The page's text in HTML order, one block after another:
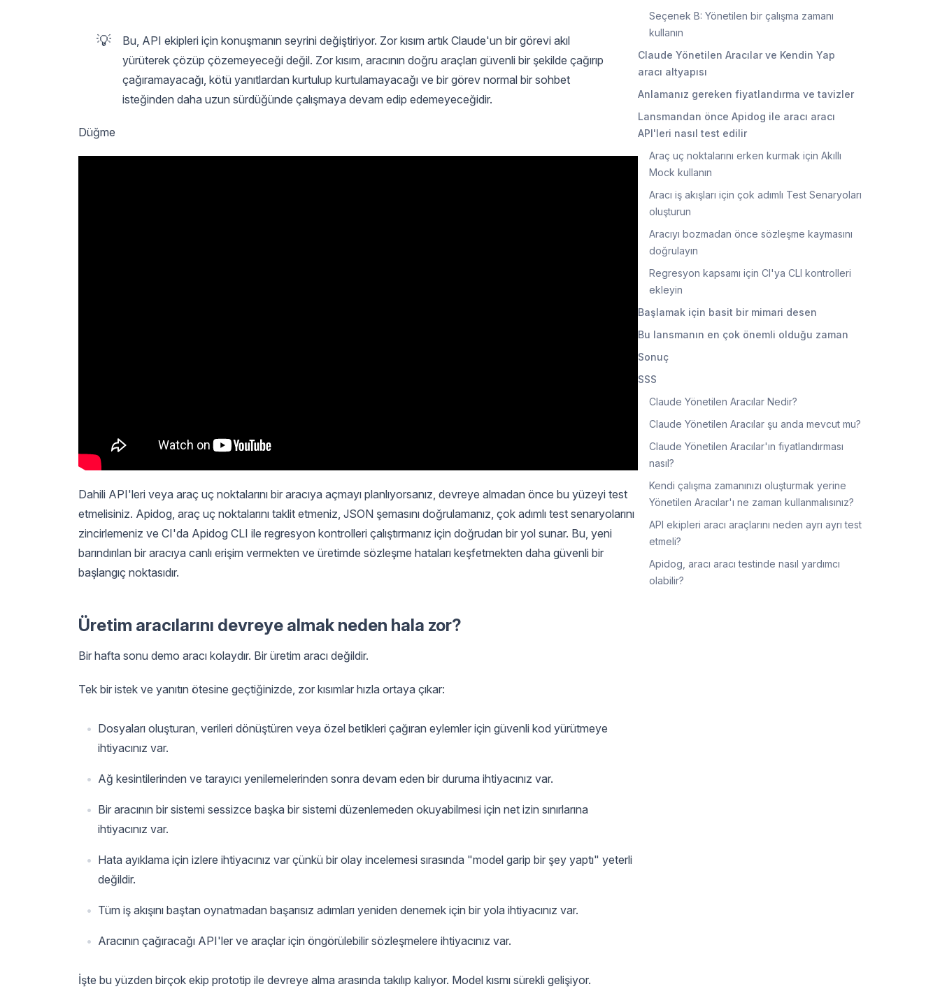
💡
Bu, API ekipleri için konuşmanın seyrini değiştiriyor. Zor kısım artık Claude'un bir görevi akıl
yürüterek çözüp çözemeyeceği değil. Zor kısım, aracının doğru araçları güvenli bir şekilde çağırıp
çağıramayacağı, kötü yanıtlardan kurtulup kurtulamayacağı ve bir görev normal bir sohbet
isteğinden daha uzun sürdüğünde çalışmaya devam edip edemeyeceğidir.
Düğme
Dahili API'leri veya araç uç noktalarını bir aracıya açmayı planlıyorsanız, devreye almadan önce bu yüzeyi test
etmelisiniz. Apidog, araç uç noktalarını taklit etmeniz, JSON şemasını doğrulamanız, çok adımlı test senaryolarını
zincirlemeniz ve CI'da Apidog CLI ile regresyon kontrolleri çalıştırmanız için doğrudan bir yol sunar. Bu, yeni
barındırılan bir aracıya canlı erişim vermekten ve üretimde sözleşme hataları keşfetmekten daha güvenli bir
başlangıç noktasıdır.
Üretim aracılarını devreye almak neden hala zor?
Bir hafta sonu demo aracı kolaydır. Bir üretim aracı değildir.
Tek bir istek ve yanıtın ötesine geçtiğinizde, zor kısımlar hızla ortaya çıkar:
Dosyaları oluşturan, verileri dönüştüren veya özel betikleri çağıran eylemler için güvenli kod yürütmeye
ihtiyacınız var.
Ağ kesintilerinden ve tarayıcı yenilemelerinden sonra devam eden bir duruma ihtiyacınız var.
Bir aracının bir sistemi sessizce başka bir sistemi düzenlemeden okuyabilmesi için net izin sınırlarına
ihtiyacınız var.
Hata ayıklama için izlere ihtiyacınız var çünkü bir olay incelemesi sırasında "model garip bir şey yaptı" yeterli
değildir.
Tüm iş akışını baştan oynatmadan başarısız adımları yeniden denemek için bir yola ihtiyacınız var.
Aracının çağıracağı API'ler ve araçlar için öngörülebilir sözleşmelere ihtiyacınız var.
İşte bu yüzden birçok ekip prototip ile devreye alma arasında takılıp kalıyor. Model kısmı sürekli gelişiyor.
Seçenek B: Yönetilen bir çalışma zamanı
kullanın
Claude Yönetilen Aracılar ve Kendin Yap
aracı altyapısı
Anlamanız gereken fiyatlandırma ve tavizler
Lansmandan önce Apidog ile aracı aracı
API'leri nasıl test edilir
Araç uç noktalarını erken kurmak için Akıllı
Mock kullanın
Aracı iş akışları için çok adımlı Test Senaryoları
oluşturun
Aracıyı bozmadan önce sözleşme kaymasını
doğrulayın
Regresyon kapsamı için CI'ya CLI kontrolleri
ekleyin
Başlamak için basit bir mimari desen
Bu lansmanın en çok önemli olduğu zaman
Sonuç
SSS
Claude Yönetilen Aracılar Nedir?
Claude Yönetilen Aracılar şu anda mevcut mu?
Claude Yönetilen Aracılar'ın fiyatlandırması
nasıl?
Kendi çalışma zamanınızı oluşturmak yerine
Yönetilen Aracılar'ı ne zaman kullanmalısınız?
API ekipleri aracı araçlarını neden ayrı ayrı test
etmeli?
Apidog, aracı aracı testinde nasıl yardımcı
olabilir?